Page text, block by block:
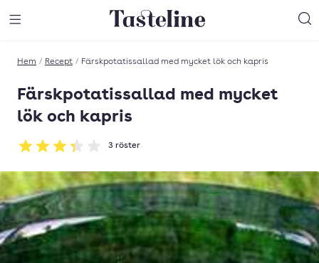
Till Tastelines startsida
Hem / Recept / Färskpotatissallad med mycket lök och kapris
Färskpotatissallad med mycket
lök och kapris
Betyg: 3.33 av 5
3 röster